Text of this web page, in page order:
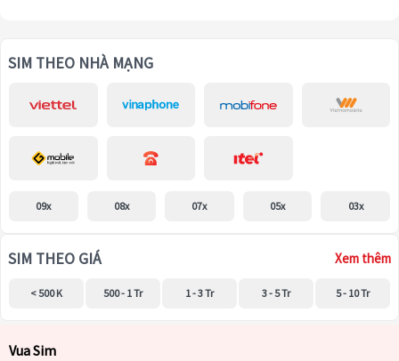
SIM THEO NHÀ MẠNG
09x 08x 07x 05x 03x
SIM THEO GIÁ Xem thêm
< 500 K 500 - 1 Tr 1 - 3 Tr 3 - 5 Tr 5 - 10 Tr
Vua Sim